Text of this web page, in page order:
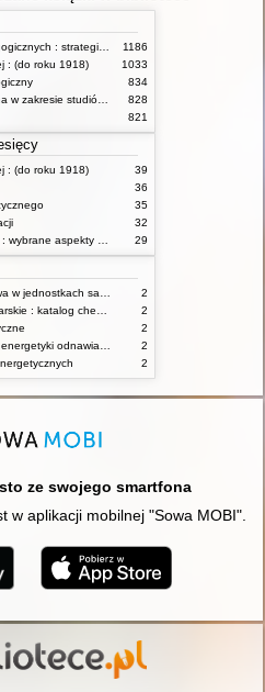
1186
: (do roku 1918)
1033
834
828
821
: (do roku 1918)
39
36
35
32
29
2
2
2
2
2
ze swojego smartfona
w aplikacji mobilnej "Sowa MOBI".